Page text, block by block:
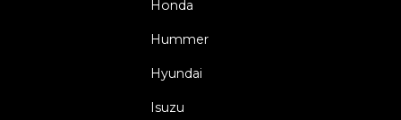
Honda
Hummer
Hyundai
Isuzu